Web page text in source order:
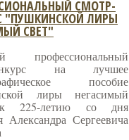
СМОТР-
"ПУШКИНСКОЙ ЛИРЫ
СВЕТ"
профессиональный
на лучшее
пособие
лиры негасимый
225-летию со дня
Александра Сергеевича